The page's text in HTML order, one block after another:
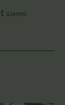
územní